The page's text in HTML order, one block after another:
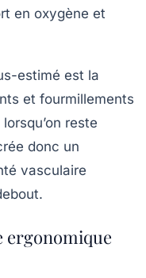
en oxygène et
estimé est la
et fourmillements
reste
donc un
vasculaire
ergonomique